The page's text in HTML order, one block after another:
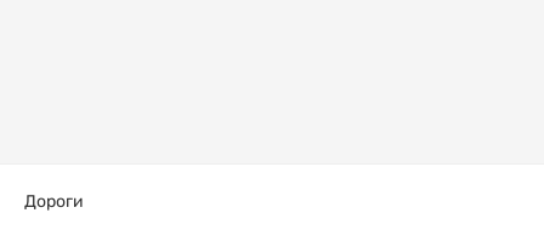
Дороги